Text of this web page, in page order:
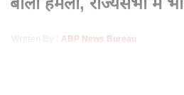
ABP News Bureau